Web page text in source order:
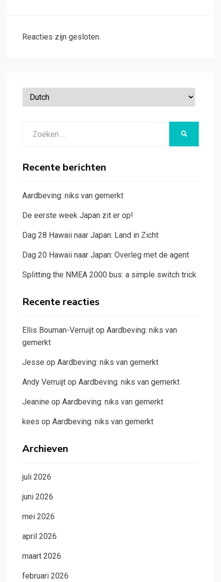
Reacties zijn gesloten.
naar:
Recente berichten
Aardbeving: niks van gemerkt
De eerste week Japan zit er op!
Dag 28 Hawaii naar Japan: Land in Zicht
Dag 20 Hawaii naar Japan: Overleg met de agent
Splitting the NMEA 2000 bus: a simple switch trick
Recente reacties
Ellis Bouman-Verruijt op Aardbeving: niks van
gemerkt
Jesse op Aardbeving: niks van gemerkt
Andy Verruijt op Aardbeving: niks van gemerkt
Jeanine op Aardbeving: niks van gemerkt
kees op Aardbeving: niks van gemerkt
Archieven
juli 2026
juni 2026
mei 2026
april 2026
maart 2026
februari 2026